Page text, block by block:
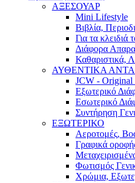
ΑΞΕΣΟΥΑΡ
Mini Lifestyle
Βιβλία,
Για τα
Διάφορα
Καθαριστικά,
ΑΥΘΕΝΤΙΚΑ
JCW - Original
Εξωτερικό
Εσωτερικό
Συντήρηση
ΕΞΩΤΕΡΙΚΟ
Αεροτομές,
Γραφικά
Φωτισμός
Χρώμια,